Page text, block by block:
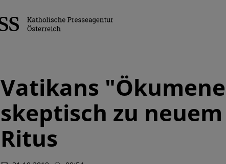
Vatikans
skeptisch zu
Ritus